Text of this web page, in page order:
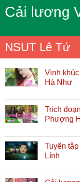
Cải lương
NSUT Lê Tứ
Vịnh
Hà Như
Trích
Phượng
Tuyển
Lính